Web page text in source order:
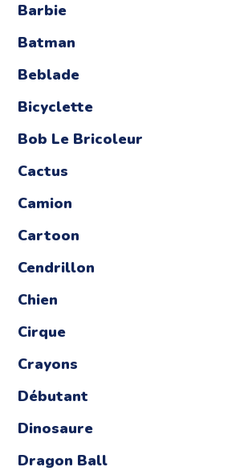
Barbie
Batman
Beblade
Bicyclette
Bob Le Bricoleur
Cactus
Camion
Cartoon
Cendrillon
Chien
Cirque
Crayons
Débutant
Dinosaure
Dragon Ball